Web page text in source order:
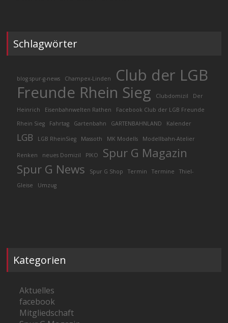
Schlagwörter
blog spur-g-news Champex-Linden
Club der LGB
Freunde Rhein Sieg
Clubdomizil
Der
Heinrich
Eisenbahnwelten Rathen
Facebook Club der LGB Freunde
Rhein Sieg
Fahrtag Gartenbahn GARTENBAHNLAND Kalender
LGB LGB RheinSieg Massoth MK Modells Modellbahn-Atelier
Renken neues Domizil PIKO
Spur G Magazin
Spur G News
Spur G Shop Termin Termine
Thiel-
Gleise
Umzug
Kategorien
Aktuelles
facebook
Mitgliedschaft